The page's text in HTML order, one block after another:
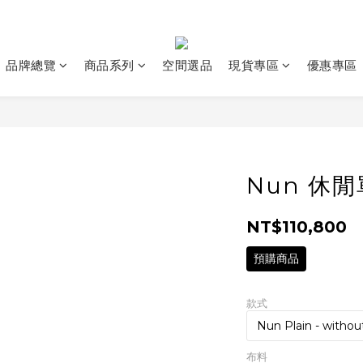
品牌總覽 商品系列 空間選品 現貨專區 優惠專區
Nun 休閒
NT$110,800
預購商品
款式
布料